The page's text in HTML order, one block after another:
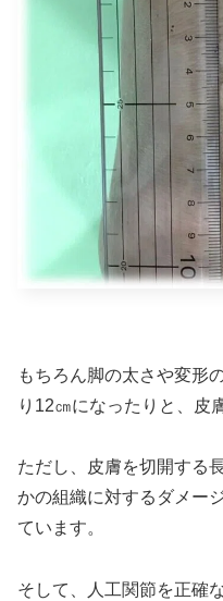
もちろん脚の太さや変形
り12㎝になったりと、皮
ただし、皮膚を切開する
かの組織に対するダメー
ています。
そして、人工関節を正確